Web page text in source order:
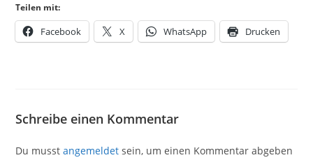
Teilen mit:
Facebook X WhatsApp Drucken
Schreibe einen Kommentar
Du musstangemeldet sein, um einen Kommentar abgeben